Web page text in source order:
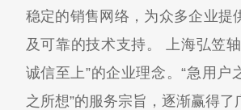
稳定的销售网络，为众多企业提
及可靠的技术支持。 上海弘笠轴
诚信至上”的企业理念。“急用户
之所想”的服务宗旨，逐渐赢得